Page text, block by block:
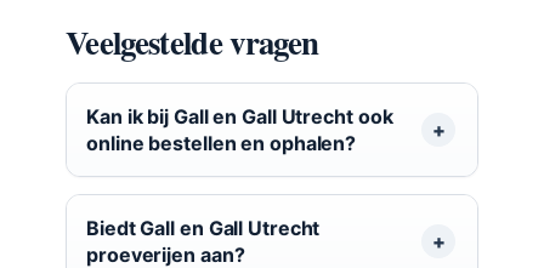
Veelgestelde vragen
Kan ik bij Gall en Gall Utrecht ook
online bestellen en ophalen?
Biedt Gall en Gall Utrecht
proeverijen aan?